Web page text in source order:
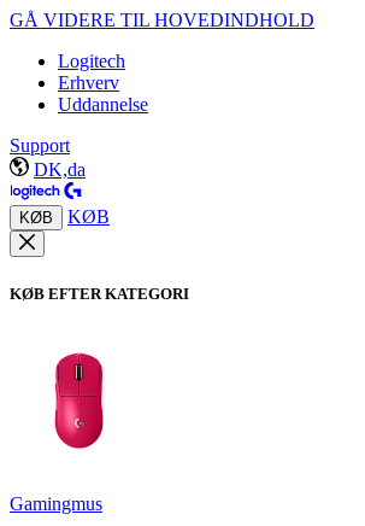
GÅ VIDERE TIL HOVEDINDHOLD
Logitech
Erhverv
Uddannelse
Support
DK,da
KØB KØB
KØB EFTER KATEGORI
Gamingmus